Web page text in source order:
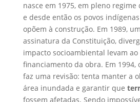
nasce em 1975, em pleno
e desde então os povos
opõem à construção. Em 1989,
assinatura da Constituição,
impacto socioambiental levam
financiamento da obra. Em 1994,
faz uma revisão: tenta manter a
área inundada e garantir que
fossem afetadas. Sendo